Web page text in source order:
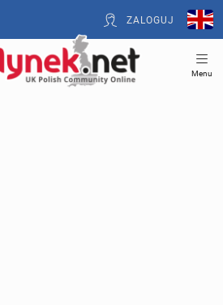
ZALOGUJ
Menu